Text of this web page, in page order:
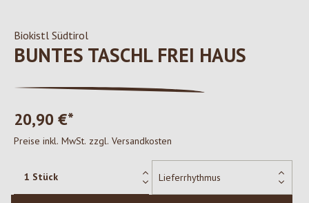
Biokistl Südtirol
BUNTES TASCHL FREI HAUS
20,90 €*
Preise inkl. MwSt. zzgl. Versandkosten